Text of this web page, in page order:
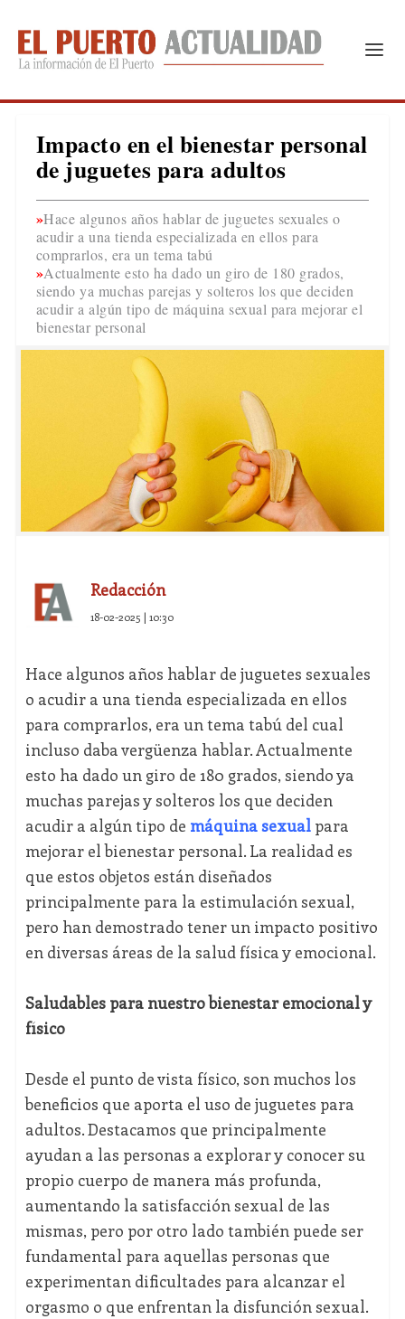
Impacto en el bienestar personal
de juguetes para adultos
Hace algunos años hablar de juguetes sexuales o
acudir a una tienda especializada en ellos para
comprarlos, era un tema tabú
Actualmente esto ha dado un giro de 180 grados,
siendo ya muchas parejas y solteros los que deciden
acudir a algún tipo de máquina sexual para mejorar el
bienestar personal
Redacción
18-02-2025 | 10:30
Hace algunos años hablar de juguetes sexuales
o acudir a una tienda especializada en ellos
para comprarlos, era un tema tabú del cual
incluso daba vergüenza hablar. Actualmente
esto ha dado un giro de 180 grados, siendo ya
muchas parejas y solteros los que deciden
acudir a algún tipo de máquina sexualpara
mejorar el bienestar personal. La realidad es
que estos objetos están diseñados
principalmente para la estimulación sexual,
pero han demostrado tener un impacto positivo
en diversas áreas de la salud física y emocional.
Saludables para nuestro bienestar emocional y
físico
Desde el punto de vista físico, son muchos los
beneficios que aporta el uso de juguetes para
adultos. Destacamos que principalmente
ayudan a las personas a explorar y conocer su
propio cuerpo de manera más profunda,
aumentando la satisfacción sexual de las
mismas, pero por otro lado también puede ser
fundamental para aquellas personas que
experimentan dificultades para alcanzar el
orgasmo o que enfrentan la disfunción sexual.